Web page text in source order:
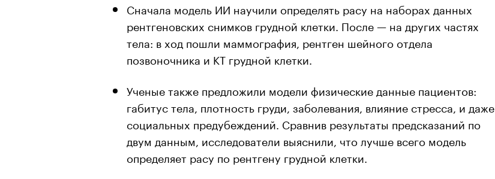
Сначала модель ИИ научили определять расу на наборах данных
рентгеновских снимков грудной клетки. После — на других частях
тела: в ход пошли маммография, рентген шейного отдела
позвоночника и КТ грудной клетки.
Ученые также предложили модели физические данные пациентов:
габитус тела, плотность груди, заболевания, влияние стресса, и даже
социальных предубеждений. Сравнив результаты предсказаний по
двум данным, исследователи выяснили, что лучше всего модель
определяет расу по рентгену грудной клетки.